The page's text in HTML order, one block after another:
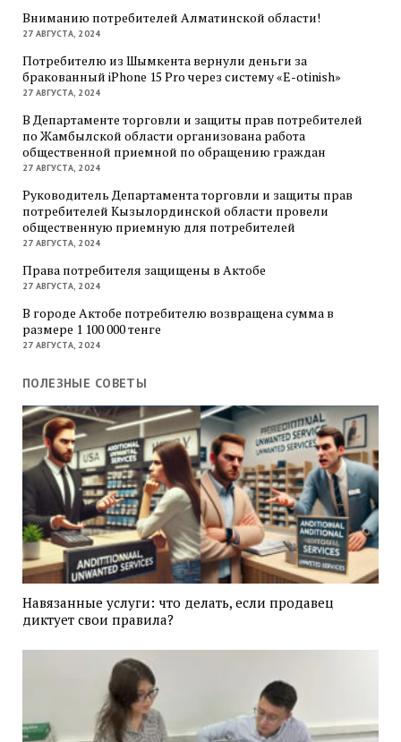
Вниманию потребителей Алматинской области!
27 АВГУСТА, 2024
Потребителю из Шымкента вернули деньги за
бракованный iPhone 15 Pro через систему «E-otinish»
27 АВГУСТА, 2024
В Департаменте торговли и защиты прав потребителей
по Жамбылской области организована работа
общественной приемной по обращению граждан
27 АВГУСТА, 2024
Руководитель Департамента торговли и защиты прав
потребителей Кызылординской области провели
общественную приемную для потребителей
27 АВГУСТА, 2024
Права потребителя защищены в Актобе
27 АВГУСТА, 2024
В городе Актобе потребителю возвращена сумма в
размере 1 100 000 тенге
27 АВГУСТА, 2024
ПОЛЕЗНЫЕ СОВЕТЫ
Навязанные услуги: что делать, если продавец
диктует свои правила?